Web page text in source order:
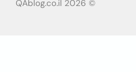
© QAblog.co.il 2026